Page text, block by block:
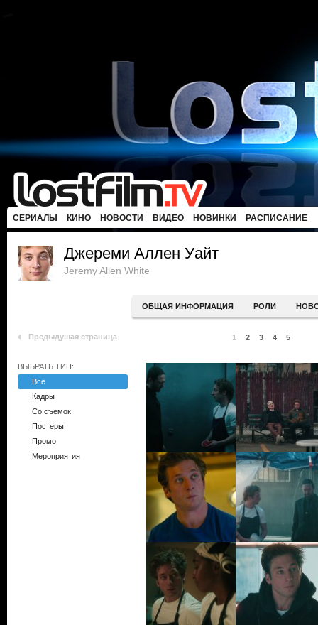
СЕРИАЛЫ КИНО НОВОСТИ ВИДЕО НОВИНКИ РАСПИСАНИЕ
Джереми Аллен Уайт
Jeremy Allen White
ОБЩАЯ ИНФОРМАЦИЯ РОЛИ
Предыдущая страница 1 2 3 4 5
ВЫБРАТЬ ТИП:
Все
Кадры
Со съемок
Постеры
Промо
Мероприятия